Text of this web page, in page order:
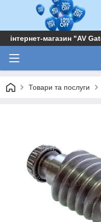
інтернет-магазин "AV
Товари та послуги